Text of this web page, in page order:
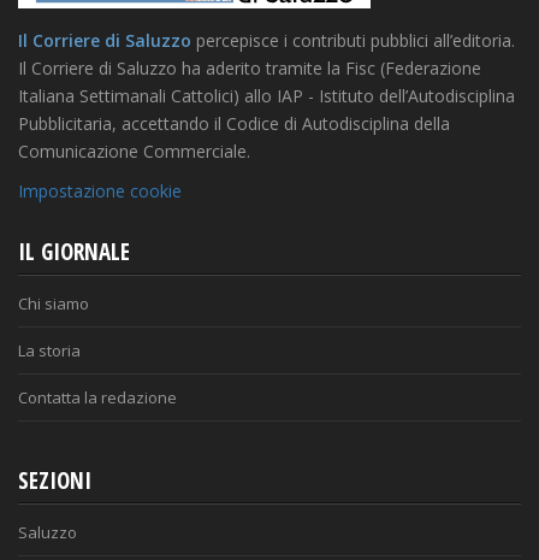
Il Corriere di Saluzzo percepisce i contributi pubblici all’editoria.
Il Corriere di Saluzzo ha aderito tramite la Fisc (Federazione
Italiana Settimanali Cattolici) allo IAP - Istituto dell’Autodisciplina
Pubblicitaria, accettando il Codice di Autodisciplina della
Comunicazione Commerciale.
Impostazione cookie
IL GIORNALE
Chi siamo
La storia
Contatta la redazione
SEZIONI
Saluzzo